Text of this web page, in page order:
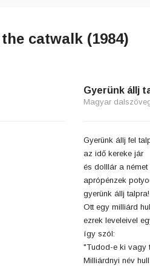
catwalk (1984)
Gyerünk állj
Magyar
Gyerünk állj fel
az idő kereke jár
és dolllár a német
aprópénzek
gyerünk állj talpra!
Ott egy milliárd
ezrek leveleivel
így szól:
"Tudod-e ki vagy
Milliárdnyi név hull